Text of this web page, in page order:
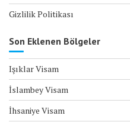
Gizlilik Politikası
Son Eklenen Bölgeler
Işıklar Visam
İslambey Visam
İhsaniye Visam